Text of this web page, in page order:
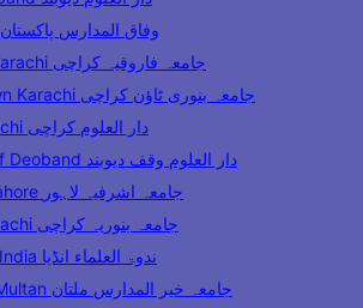
Wifaq ul Madaris وفاق المدارس پاکستان
Jamia Farooqia Karachi جامعہ فاروقیہ کراچی
Jamia Banuri Town Karachi جامعہ بنوری ٹاؤن کراچی
Darul Uloom Karachi دار العلوم کراچی
Darul Uloom Waqf Deoband دار العلوم وقف دیوبند
Jamia Ashrafia Lahore جامعہ اشرفیہ لاہور
Jamia Binoria Karachi جامعہ بنوریہ کراچی
Nadwatul Ulama India ندوۃ العلماء انڈیا
Khair ul Madaris Multan جامعہ خیر المدارس ملتان